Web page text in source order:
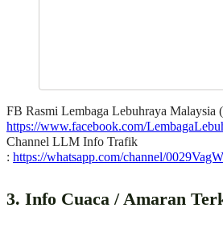
FB Rasmi Lembaga Lebuhraya Malaysia
https://www.facebook.com/
Channel LLM Info Trafik
: https://whatsapp.com/channel/
3. Info Cuaca / Amaran